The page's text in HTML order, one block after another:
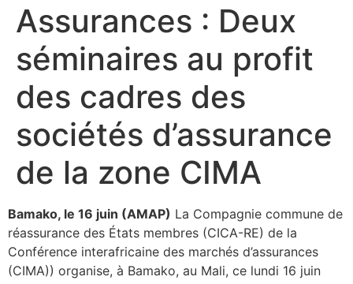
Assurances : Deux
séminaires au profit
des cadres des
sociétés d’assurance
de la zone CIMA
Bamako, le 16 juin (AMAP) La Compagnie commune de
réassurance des États membres (CICA-RE) de la
Conférence interafricaine des marchés d’assurances
(CIMA)) organise, à Bamako, au Mali, ce lundi 16 juin